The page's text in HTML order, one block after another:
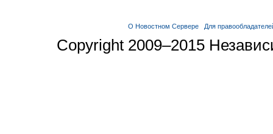
О Новостном Сервере Для
Copyright 2009–2015